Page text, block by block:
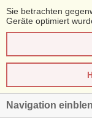
Sie betrachten
Geräte optimiert
Navigation